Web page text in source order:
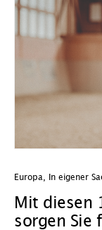
Europa In eigener
Mit diesen
sorgen Sie